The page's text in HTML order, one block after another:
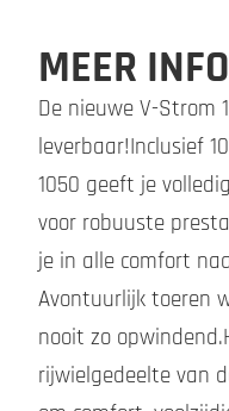
MEER
De nieuwe V-Strom
leverbaar!Inclusief
1050 geeft je
voor robuuste
je in alle comfort
Avontuurlijk toeren
nooit zo
rijwielgedeelte van